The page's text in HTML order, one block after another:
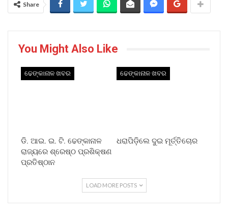
Share
You Might Also Like
ଢେଙ୍କାନାଳ ଖବର
ଡି. ଆଇ. ଇ. ଟି. ଢେଙ୍କାନାଳ
ରାଜ୍ୟରେ ଶ୍ରେଷ୍ଠ ପ୍ରଶିକ୍ଷଣ
ପ୍ରତିଷ୍ଠାନ
ଢେଙ୍କାନାଳ ଖବର
ଧରାପିଡ଼ିଲେ ଦୁଇ ମୂର୍ତ୍ତିଚୋର
LOAD MORE POSTS